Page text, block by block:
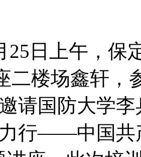
25日上午，保
二楼场鑫轩，
邀请国防大学
行——中国共